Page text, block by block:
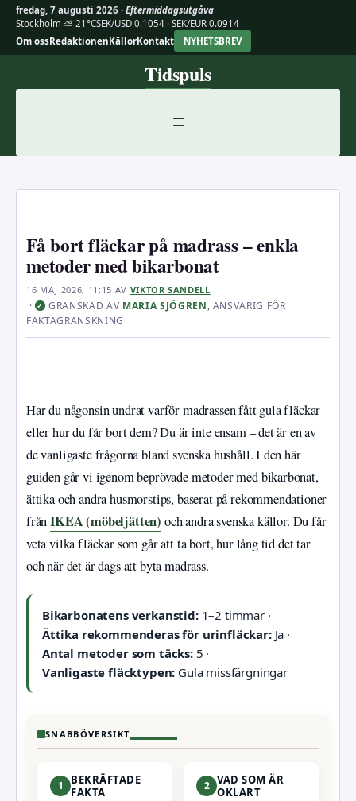
fredag, 7 augusti 2026 · Eftermiddagsutgåva
Stockholm ⛅ 21°CSEK/USD 0.1054 · SEK/EUR 0.0914
Om ossRedaktionenKällorKontakt NYHETSBREV
Tidspuls
MENY
Få bort fläckar på madrass – enkla
metoder med bikarbonat
16 MAJ 2026, 11:15 AV VIKTOR SANDELL
· ✓ GRANSKAD AV MARIA SJÖGREN, ANSVARIG FÖR
FAKTAGRANSKNING
Har du någonsin undrat varför madrassen fått gula fläckar
eller hur du får bort dem? Du är inte ensam – det är en av
de vanligaste frågorna bland svenska hushåll. I den här
guiden går vi igenom beprövade metoder med bikarbonat,
ättika och andra husmorstips, baserat på rekommendationer
frånIKEA (möbeljätten) och andra svenska källor. Du får
veta vilka fläckar som går att ta bort, hur lång tid det tar
och när det är dags att byta madrass.
Bikarbonatens verkanstid:1–2 timmar ·
Ättika rekommenderas för urinfläckar:Ja ·
Antal metoder som täcks:5 ·
Vanligaste fläcktypen: Gula missfärgningar
SNABBÖVERSIKT
1
BEKRÄFTADE
FAKTA
2 VAD SOM ÄR
OKLART